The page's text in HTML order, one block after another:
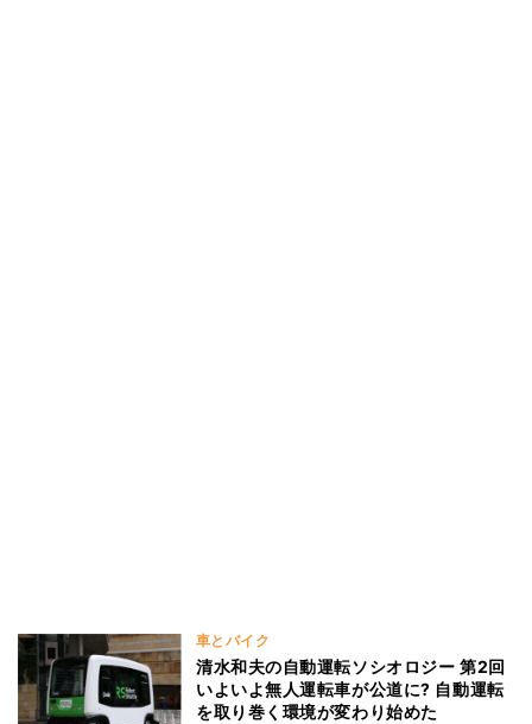
車とバイク
清水和夫の自動運転ソシオロジー 第2回
いよいよ無人運転車が公道に? 自動運転
を取り巻く環境が変わり始めた